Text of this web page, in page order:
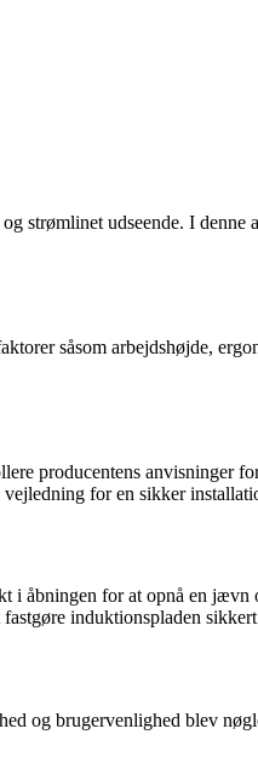
strømlinet udseende. I
såsom arbejdshøjde,
producentens anvisninger
vejledning for en sikker
åbningen for at opnå en
induktionspladen
og brugervenlighed blev